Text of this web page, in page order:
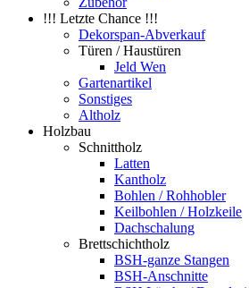
!!! Letzte Chance !!!
Dekorspan-Abverkauf
Türen / Haustüren
Jeld Wen
Gartenartikel
Sonstiges
Altholz
Holzbau
Schnittholz
Latten
Kantholz
Bohlen / Rohhobler
Keilbohlen / Holzkeile
Dachschalung
Brettschichtholz
BSH-ganze Stangen
BSH-Anschnitte